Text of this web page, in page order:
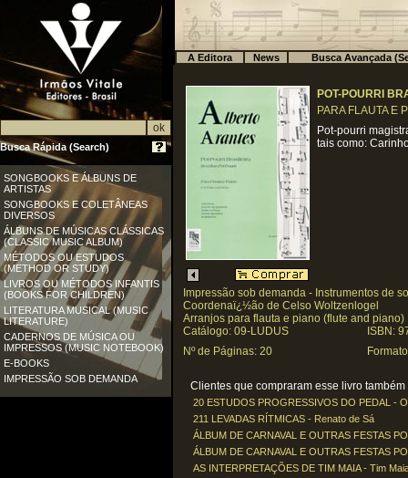
Busca Rápida (Search)
SONGBOOKS E ÁLBUNS DE
ARTISTAS
SONGBOOKS E COLETÂNEAS
DIVERSOS
ÁLBUNS DE MÚSICAS CLÁSSICAS
(CLASSIC MUSIC ALBUM)
MÉTODOS OU ESTUDOS
(METHOD OR STUDY)
LIVROS OU MÉTODOS INFANTIS
(BOOKS FOR CHILDREN)
LITERATURA MUSICAL (MUSIC
LITERATURE)
CADERNOS DE MÚSICA OU
IMPRESSOS (MUSIC NOTEBOOK)
E-BOOKS
IMPRESSÃO SOB DEMANDA
A Editora News Busca Avançada
POT-POURRI
PARA FLAUTA E
Pot-pourri
tais como:
Impressão sob demanda - Instrumentos de
Coordenaï¿½ão de Celso Woltzenlogel
Arranjos para flauta e piano (flute and piano)
Catálogo: 09-LUDUS
ISBN:
Nº de Páginas: 20
Clientes que compraram esse livro
20 ESTUDOS PROGRESSIVOS DO PEDAL -
211 LEVADAS RÍTMICAS - Renato de Sá
ÁLBUM DE CARNAVAL E OUTRAS FESTAS
ÁLBUM DE CARNAVAL E OUTRAS FESTAS
AS INTERPRETAÇÕES DE TIM MAIA - Tim